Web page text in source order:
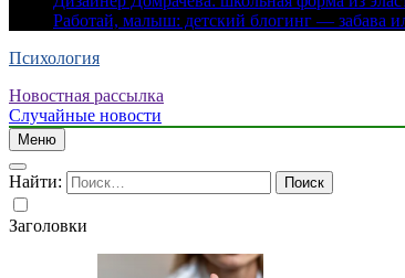
Работай, малыш: детский блогинг — забава
Психология
Новостная рассылка
Случайные новости
Меню
Найти:
Заголовки